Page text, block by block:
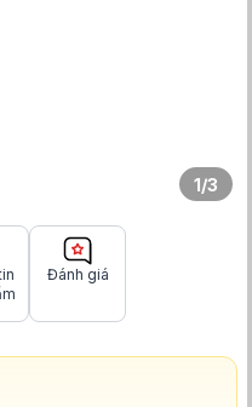
1/3
Đánh giá